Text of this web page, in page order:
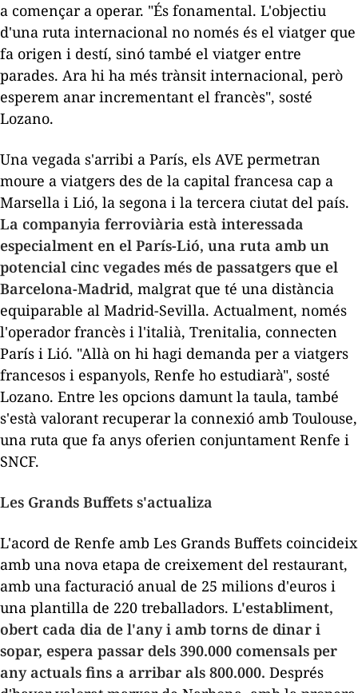
a començar a operar. "És fonamental. L'objectiu
d'una ruta internacional no només és el viatger que
fa origen i destí, sinó també el viatger entre
parades. Ara hi ha més trànsit internacional, però
esperem anar incrementant el francès", sosté
Lozano.
Una vegada s'arribi a París, els AVE permetran
moure a viatgers des de la capital francesa cap a
Marsella i Lió, la segona i la tercera ciutat del país.
La companyia ferroviària està interessada
especialment en el París-Lió, una ruta amb un
potencial cinc vegades més de passatgers que el
Barcelona-Madrid, malgrat que té una distància
equiparable al Madrid-Sevilla. Actualment, només
l'operador francès i l'italià, Trenitalia, connecten
París i Lió. "Allà on hi hagi demanda per a viatgers
francesos i espanyols, Renfe ho estudiarà", sosté
Lozano. Entre les opcions damunt la taula, també
s'està valorant recuperar la connexió amb Toulouse,
una ruta que fa anys oferien conjuntament Renfe i
SNCF.
Les Grands Buffets s'actualiza
L'acord de Renfe amb Les Grands Buffets coincideix
amb una nova etapa de creixement del restaurant,
amb una facturació anual de 25 milions d'euros i
una plantilla de 220 treballadors. L'establiment,
obert cada dia de l'any i amb torns de dinar i
sopar, espera passar dels 390.000 comensals per
any actuals fins a arribar als 800.000. Després